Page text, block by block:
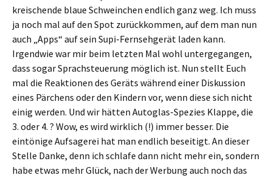
kreischende blaue Schweinchen endlich ganz weg. Ich muss
ja noch mal auf den Spot zurückkommen, auf dem man nun
auch „Apps“ auf sein Supi-Fernsehgerät laden kann.
Irgendwie war mir beim letzten Mal wohl untergegangen,
dass sogar Sprachsteuerung möglich ist. Nun stellt Euch
mal die Reaktionen des Geräts während einer Diskussion
eines Pärchens oder den Kindern vor, wenn diese sich nicht
einig werden. Und wir hätten Autoglas-Spezies Klappe, die
3. oder 4. ? Wow, es wird wirklich (!) immer besser. Die
eintönige Aufsagerei hat man endlich beseitigt. An dieser
Stelle Danke, denn ich schlafe dann nicht mehr ein, sondern
habe etwas mehr Glück, nach der Werbung auch noch das